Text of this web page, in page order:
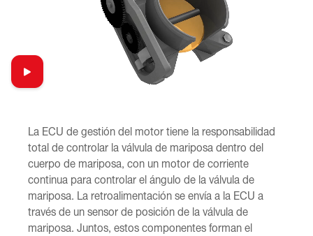
La ECU de gestión del motor tiene la responsabilidad
total de controlar la válvula de mariposa dentro del
cuerpo de mariposa, con un motor de corriente
continua para controlar el ángulo de la válvula de
mariposa. La retroalimentación se envía a la ECU a
través de un sensor de posición de la válvula de
mariposa. Juntos, estos componentes forman el